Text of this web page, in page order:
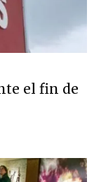
el fin de